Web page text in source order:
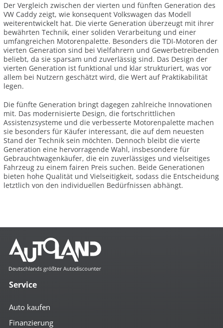
Der Vergleich zwischen der vierten und fünften Generation des
VW Caddy zeigt, wie konsequent Volkswagen das Modell
weiterentwickelt hat. Die vierte Generation überzeugt mit ihrer
bewährten Technik, einer soliden Verarbeitung und einer
umfangreichen Motorenpalette. Besonders die TDI-Motoren der
vierten Generation sind bei Vielfahrern und Gewerbetreibenden
beliebt, da sie sparsam und zuverlässig sind. Das Design der
vierten Generation ist funktional und klar strukturiert, was vor
allem bei Nutzern geschätzt wird, die Wert auf Praktikabilität
legen.
Die fünfte Generation bringt dagegen zahlreiche Innovationen
mit. Das modernisierte Design, die fortschrittlichen
Assistenzsysteme und die verbesserte Motorenpalette machen
sie besonders für Käufer interessant, die auf dem neuesten
Stand der Technik sein möchten. Dennoch bleibt die vierte
Generation eine hervorragende Wahl, insbesondere für
Gebrauchtwagenkäufer, die ein zuverlässiges und vielseitiges
Fahrzeug zu einem fairen Preis suchen. Beide Generationen
bieten hohe Qualität und Vielseitigkeit, sodass die Entscheidung
letztlich von den individuellen Bedürfnissen abhängt.
Service
Auto kaufen
Finanzierung